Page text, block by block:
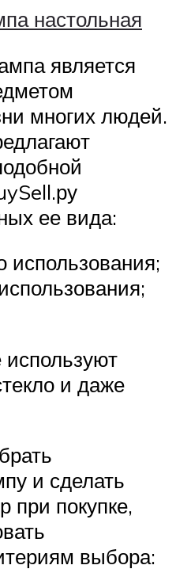
настольная
является
многих людей.
ее вида:
используют
и даже
и сделать
при покупке,
выбора: